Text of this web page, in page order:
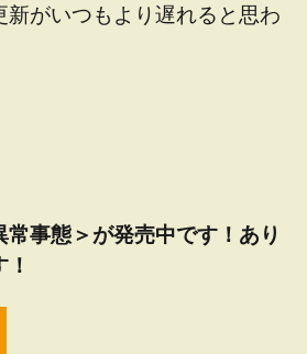
新がいつもより遅れると思わ
事態＞が発売中です！あり